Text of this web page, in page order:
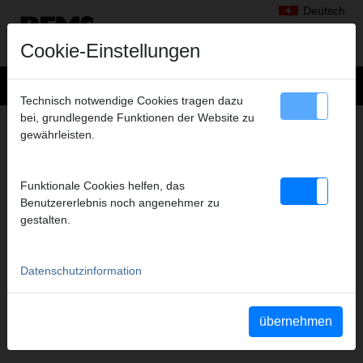
Deutsch
HÄUFIG GESTELLTE FRAGEN
REMS SARL
liefert nach Frankreich
REMS GmbH & Co KG
Cookie-Einstellungen
Technisch notwendige Cookies tragen dazu
bei, grundlegende Funktionen der Website zu
gewährleisten.
Funktionale Cookies helfen, das
Benutzererlebnis noch angenehmer zu
gestalten.
Datenschutzinformation
übernehmen